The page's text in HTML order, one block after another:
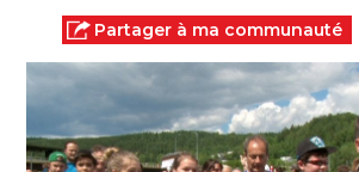
Partager à ma communauté